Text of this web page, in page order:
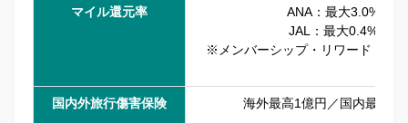
マイル還元率
ANA：最大3.0%
JAL：最大0.4%
※メンバーシップ・リワード・プ
国内外旅行傷害保険 海外最高1億円／国内最高1